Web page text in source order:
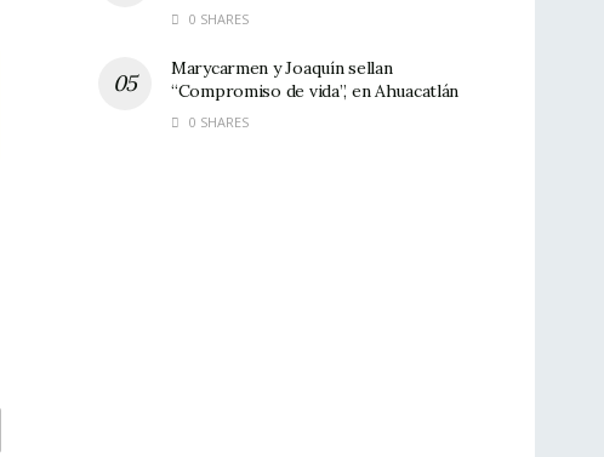
0 SHARES
Marycarmen y Joaquín sellan
“Compromiso de vida”, en Ahuacatlán
0 SHARES